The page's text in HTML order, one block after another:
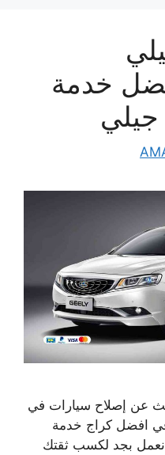
افضل خدمة
عن إصلاح سيارات في
في افضل كراج خدمة
نعمل بجد لكسب ثقتك